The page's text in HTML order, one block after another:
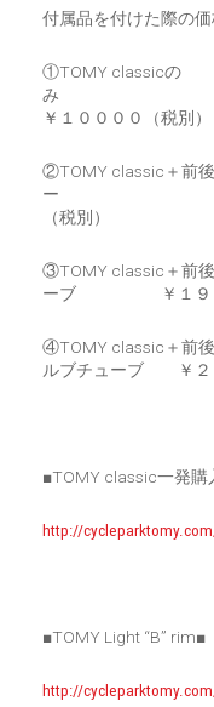
付属品を付けた際の価
①TOMY classicの
￥１００００（税別）
②TOMY classic＋前
ー ￥
（税別）
③TOMY classic＋前後
ーブ ￥１９８５
④TOMY classic＋前
ルブチューブ ￥２
■TOMY classic一発購
http://
■TOMY Light “B” rim■
http://